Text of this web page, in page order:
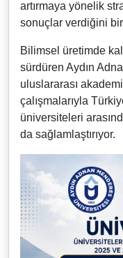
artırmaya yönelik
sonuçlar verdiğini
Bilimsel üretimde
sürdüren Aydın
uluslararası
çalışmalarıyla
üniversiteleri
da sağlamlaştırıyor.